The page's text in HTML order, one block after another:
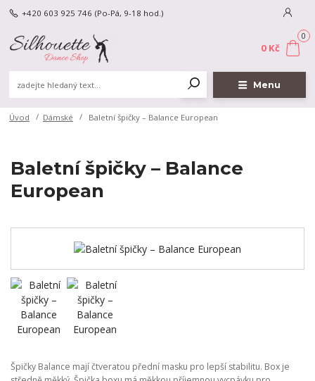
Menu
+420 603 925 746 (Po-Pá, 9-18 hod.)
0
0 Kč
Úvod Dámské Baletní špičky – Balance European
Baletní špičky – Balance
European
Špičky Balance mají čtveratou přední masku pro lepší stabilitu. Box je